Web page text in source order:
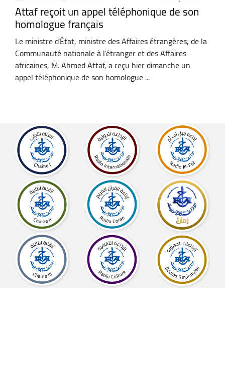
Attaf reçoit un appel téléphonique de son
homologue français
Le ministre d’État, ministre des Affaires étrangères, de la
Communauté nationale à l’étranger et des Affaires
africaines, M. Ahmed Attaf, a reçu hier dimanche un
appel téléphonique de son homologue ...